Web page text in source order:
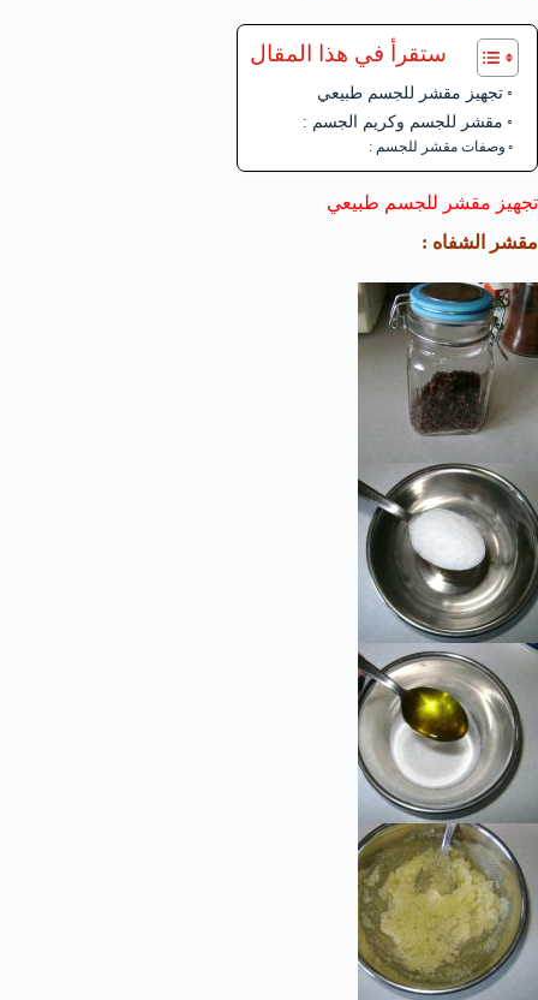
ستقرأ في هذا المقال
تجهيز مقشر للجسم طبيعي
مقشر للجسم وكريم الجسم :
وصفات مقشر للجسم :
تجهيز مقشر للجسم طبيعي
مقشر الشفاه :